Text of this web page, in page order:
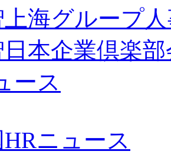
上海グループ
日本企業倶楽
ース
ニュース